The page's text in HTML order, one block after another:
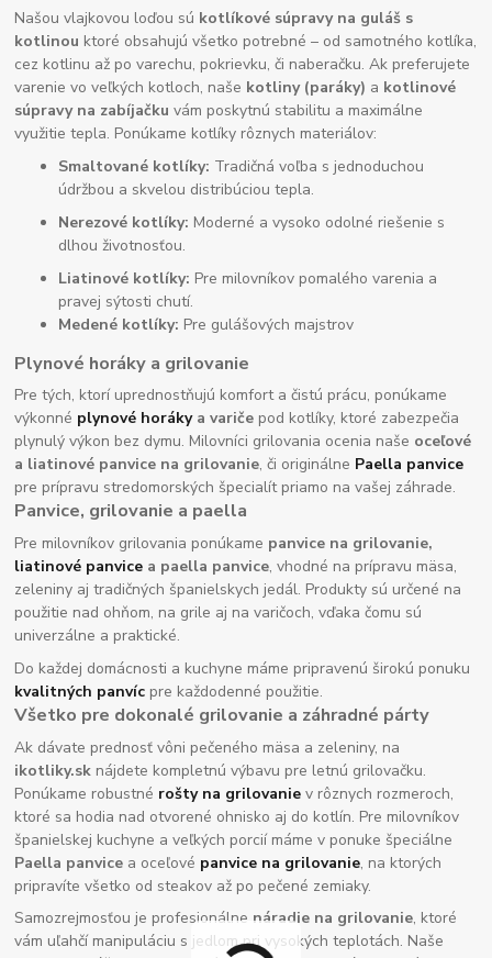
Našou vlajkovou loďou sú kotlíkové súpravy na guláš s
kotlinou ktoré obsahujú všetko potrebné – od samotného kotlíka,
cez kotlinu až po varechu, pokrievku, či naberačku. Ak preferujete
varenie vo veľkých kotloch, naše kotliny (paráky) a kotlinové
súpravy na zabíjačku vám poskytnú stabilitu a maximálne
využitie tepla. Ponúkame kotlíky rôznych materiálov:
Smaltované kotlíky: Tradičná voľba s jednoduchou
údržbou a skvelou distribúciou tepla.
Nerezové kotlíky: Moderné a vysoko odolné riešenie s
dlhou životnosťou.
Liatinové kotlíky: Pre milovníkov pomalého varenia a
pravej sýtosti chutí.
Medené kotlíky: Pre gulášových majstrov
Plynové horáky a grilovanie
Pre tých, ktorí uprednostňujú komfort a čistú prácu, ponúkame
výkonné plynové horákya variče pod kotlíky, ktoré zabezpečia
plynulý výkon bez dymu. Milovníci grilovania ocenia naše oceľové
a liatinové panvice na grilovanie, či originálne Paella panvice
pre prípravu stredomorských špecialít priamo na vašej záhrade.
Panvice, grilovanie a paella
Pre milovníkov grilovania ponúkame panvice na grilovanie,
liatinové panvice a paella panvice, vhodné na prípravu mäsa,
zeleniny aj tradičných španielskych jedál. Produkty sú určené na
použitie nad ohňom, na grile aj na varičoch, vďaka čomu sú
univerzálne a praktické.
Do každej domácnosti a kuchyne máme pripravenú širokú ponuku
kvalitných panvíc pre každodenné použitie.
Všetko pre dokonalé grilovanie a záhradné párty
Ak dávate prednosť vôni pečeného mäsa a zeleniny, na
ikotliky.sk nájdete kompletnú výbavu pre letnú grilovačku.
Ponúkame robustné rošty na grilovanie v rôznych rozmeroch,
ktoré sa hodia nad otvorené ohnisko aj do kotlín. Pre milovníkov
španielskej kuchyne a veľkých porcií máme v ponuke špeciálne
Paella panvice a oceľové panvice na grilovanie, na ktorých
pripravíte všetko od steakov až po pečené zemiaky.
Samozrejmosťou je profesionálne náradie na grilovanie, ktoré
vám uľahčí manipuláciu s jedlom pri vysokých teplotách. Naše